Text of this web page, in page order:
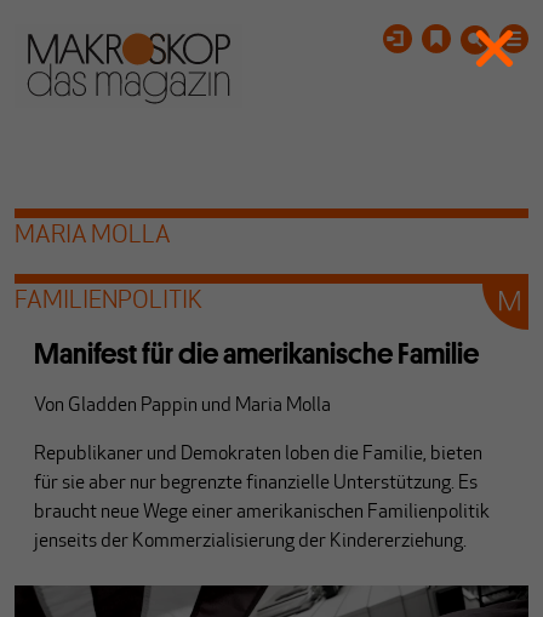
MARIA MOLLA
FAMILIENPOLITIK
Manifest für die amerikanische Familie
Von Gladden Pappin und Maria Molla
Republikaner und Demokraten loben die Familie, bieten
für sie aber nur begrenzte finanzielle Unterstützung. Es
braucht neue Wege einer amerikanischen Familienpolitik
jenseits der Kommerzialisierung der Kindererziehung.